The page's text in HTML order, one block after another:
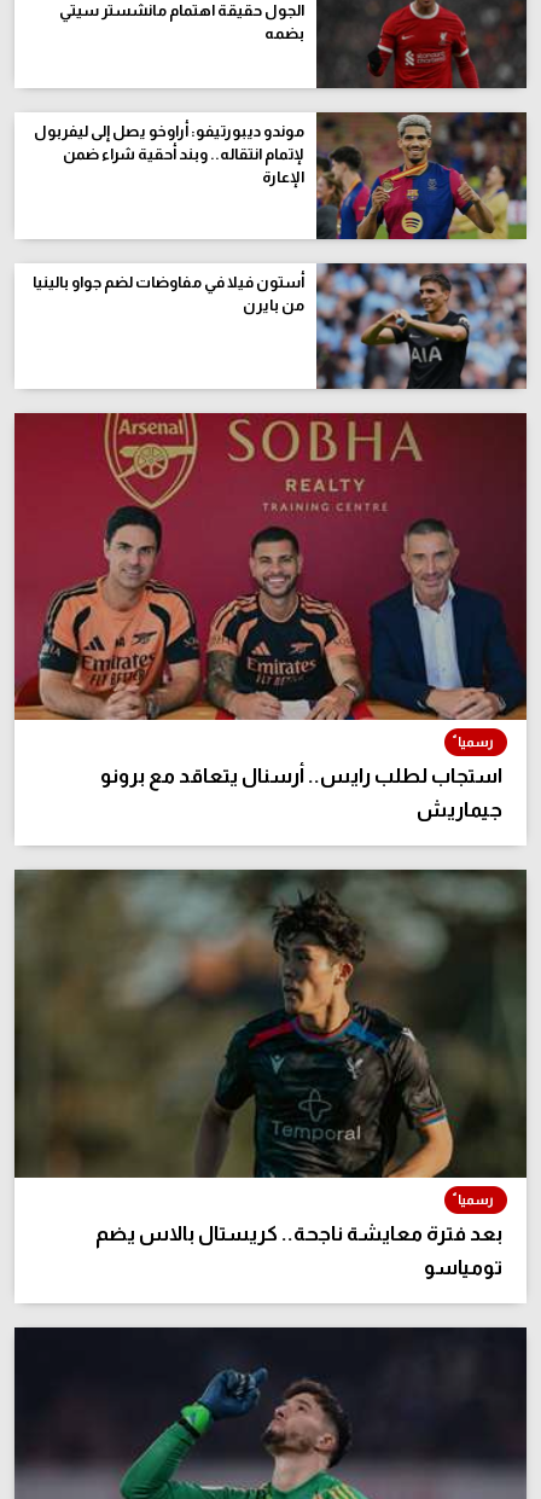
الجول حقيقة اهتمام مانشستر سيتي
بضمه
موندو ديبورتيفو: أراوخو يصل إلى ليفربول
لإتمام انتقاله.. وبند أحقية شراء ضمن
الإعارة
أستون فيلا في مفاوضات لضم جواو بالينيا
من بايرن
استجاب لطلب رايس.. أرسنال يتعاقد مع برونو
جيماريش
بعد فترة معايشة ناجحة.. كريستال بالاس يضم
تومياسو